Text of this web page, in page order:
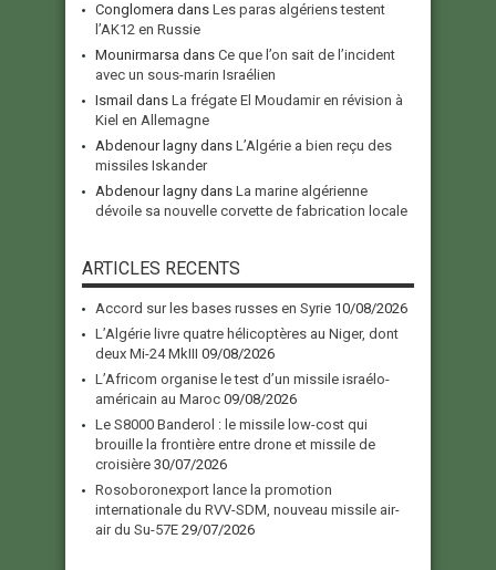
Conglomera dans Les paras algériens testent
l’AK12 en Russie
Mounirmarsa dans Ce que l’on sait de l’incident
avec un sous-marin Israélien
Ismail dans La frégate El Moudamir en révision à
Kiel en Allemagne
Abdenour lagny dans L’Algérie a bien reçu des
missiles Iskander
Abdenour lagny dans La marine algérienne
dévoile sa nouvelle corvette de fabrication locale
ARTICLES RECENTS
Accord sur les bases russes en Syrie 10/08/2026
L’Algérie livre quatre hélicoptères au Niger, dont
deux Mi-24 MkIII 09/08/2026
L’Africom organise le test d’un missile israélo-
américain au Maroc 09/08/2026
Le S8000 Banderol : le missile low-cost qui
brouille la frontière entre drone et missile de
croisière 30/07/2026
Rosoboronexport lance la promotion
internationale du RVV-SDM, nouveau missile air-
air du Su-57E 29/07/2026